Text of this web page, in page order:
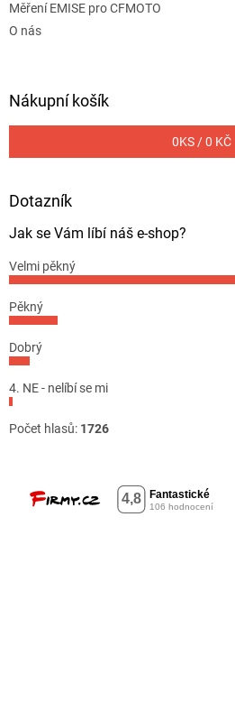
Měření EMISE pro CFMOTO
O nás
Nákupní košík
0KS /0 KČ
Dotazník
Jak se Vám líbí náš e-shop?
Velmi pěkný
Pěkný
Dobrý
4. NE - nelíbí se mi
Počet hlasů: 1726